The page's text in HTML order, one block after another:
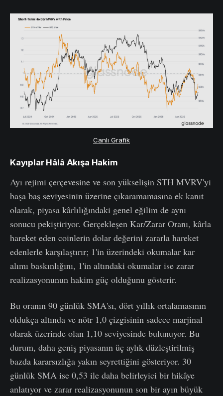
Canlı Grafik
Kayıplar Hâlâ Akışa Hakim
Ayı rejimi çerçevesine ve son yükselişin STH MVRV'yi
başa baş seviyesinin üzerine çıkaramamasına ek kanıt
olarak, piyasa kârlılığındaki genel eğilim de aynı
sonucu pekiştiriyor. Gerçekleşen Kar/Zarar Oranı, kârla
hareket eden coinlerin dolar değerini zararla hareket
edenlerle karşılaştırır; 1'in üzerindeki okumalar kar
alımı baskınlığını, 1'in altındaki okumalar ise zarar
realizasyonunun hakim güç olduğunu gösterir.
Bu oranın 90 günlük SMA'sı, dört yıllık ortalamasının
oldukça altında ve nötr 1,0 çizgisinin sadece marjinal
olarak üzerinde olan 1,10 seviyesinde bulunuyor. Bu
durum, daha geniş piyasanın üç aylık düzleştirilmiş
bazda kararsızlığa yakın seyrettiğini gösteriyor. 30
günlük SMA ise 0,53 ile daha belirleyici bir hikâye
anlatıyor ve zarar realizasyonunun son bir ayın büyük